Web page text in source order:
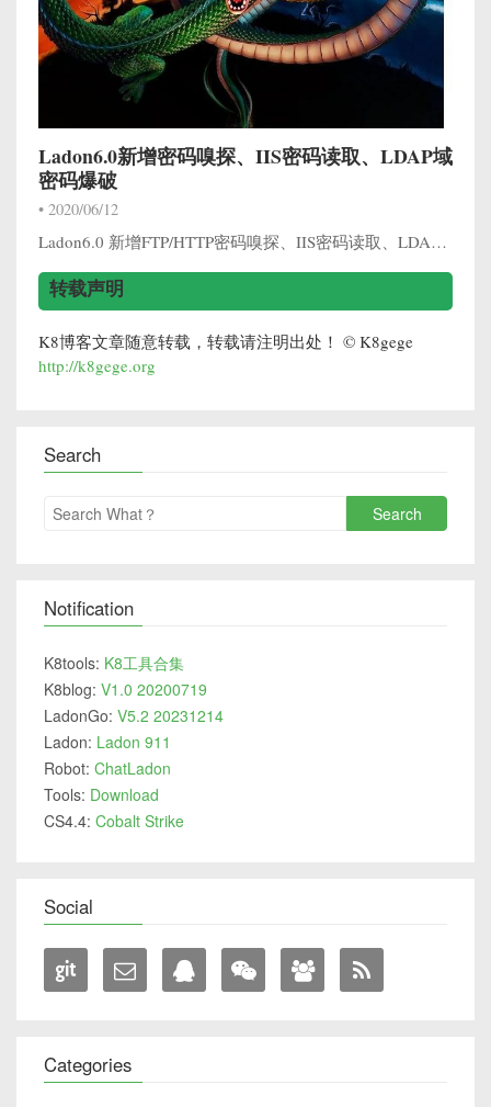
Ladon6.0新增密码嗅探、IIS密码读取、LDAP域
密码爆破
• 2020/06/12
Ladon6.0 新增FTP/HTTP密码嗅探、IIS密码读取、LDAP域密码爆破、 进程详细信息获取、渗透相关信息获取、命令行参数信息 操作系统识别、Wmi密码爆破、Smb密码爆破等功能优化 更新日志 动作 模块 ...
转载声明
K8博客文章随意转载，转载请注明出处！ © K8gege
http://k8gege.org
Search
Search
Notification
K8tools: K8工具合集
K8blog: V1.0 20200719
LadonGo: V5.2 20231214
Ladon: Ladon 911
Robot: ChatLadon
Tools: Download
CS4.4: Cobalt Strike
Social
Categories